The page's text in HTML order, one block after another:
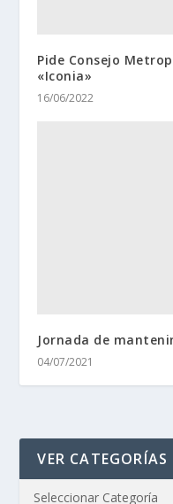
Pide Consejo
«Iconia»
16/06/2022
Jornada de
04/07/2021
VER CATEGORÍAS